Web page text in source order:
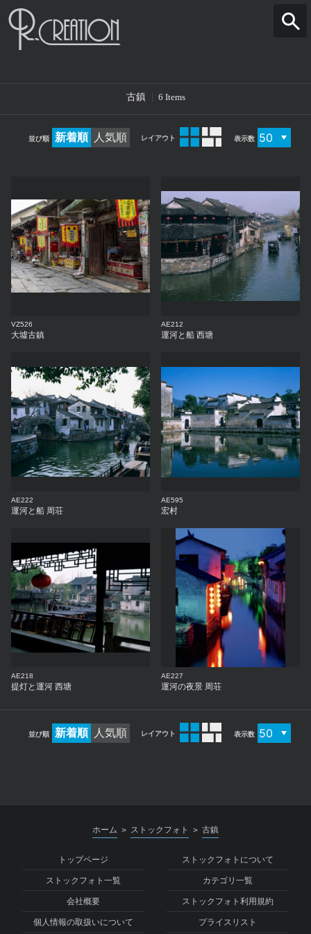
古鎮 6 Items
並び順 新着順 人気順 レイアウト 表示数
VZ526
大墟古鎮
AE212
運河と船 西塘
AE222
運河と船 周荘
AE595
宏村
AE218
提灯と運河 西塘
AE227
運河の夜景 周荘
並び順 新着順 人気順 レイアウト 表示数
ホーム > ストックフォト > 古鎮
トップページ ストックフォトについて
ストックフォト一覧 カテゴリ一覧
会社概要 ストックフォト利用規約
個人情報の取扱いについて プライスリスト